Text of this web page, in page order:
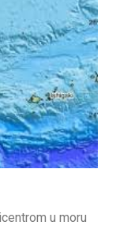
u moru